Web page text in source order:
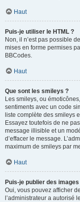
Haut
Puis-je utiliser le HTML ?
Non, il n’est pas possible
mises en forme permises
BBCodes.
Haut
Que sont les smileys ?
Les smileys, ou
sentiments avec un code
liste complète des smileys
Essayez toutefois de ne
message illisible et un
d’effacer le message.
maximum de smileys par
Haut
Puis-je publier des images
Oui, vous pouvez afficher
l’administrateur a autorisé